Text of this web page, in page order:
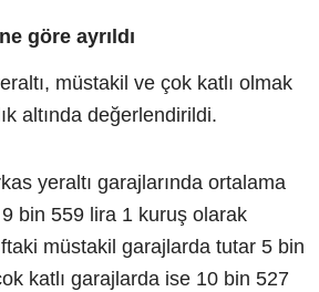
göre ayrıldı
müstakil ve çok katlı olmak
altında değerlendirildi.
yeraltı garajlarında ortalama
bin 559 lira 1 kuruş olarak
müstakil garajlarda tutar 5 bin
katlı garajlarda ise 10 bin 527